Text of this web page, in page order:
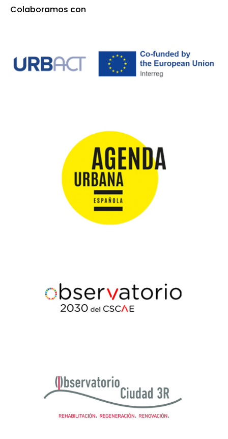
Colaboramos con